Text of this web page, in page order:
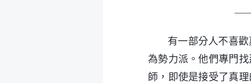
——
有一部分人不喜
為勢力派。他們專門
師，即使是接受了真